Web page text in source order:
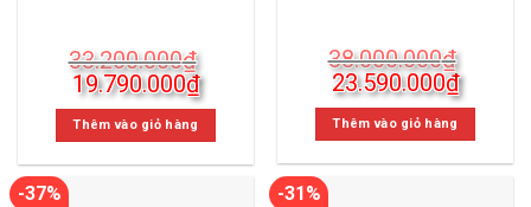
33.200.000₫
Giá
gốc
là:
19.790.000₫Giá
hiện
19.790.000₫.
Thêm vào giỏ hàng
38.000.000₫
Giá
gốc
là:
23.590.000₫Giá
hiện
Thêm vào giỏ hàng
-37% -31%